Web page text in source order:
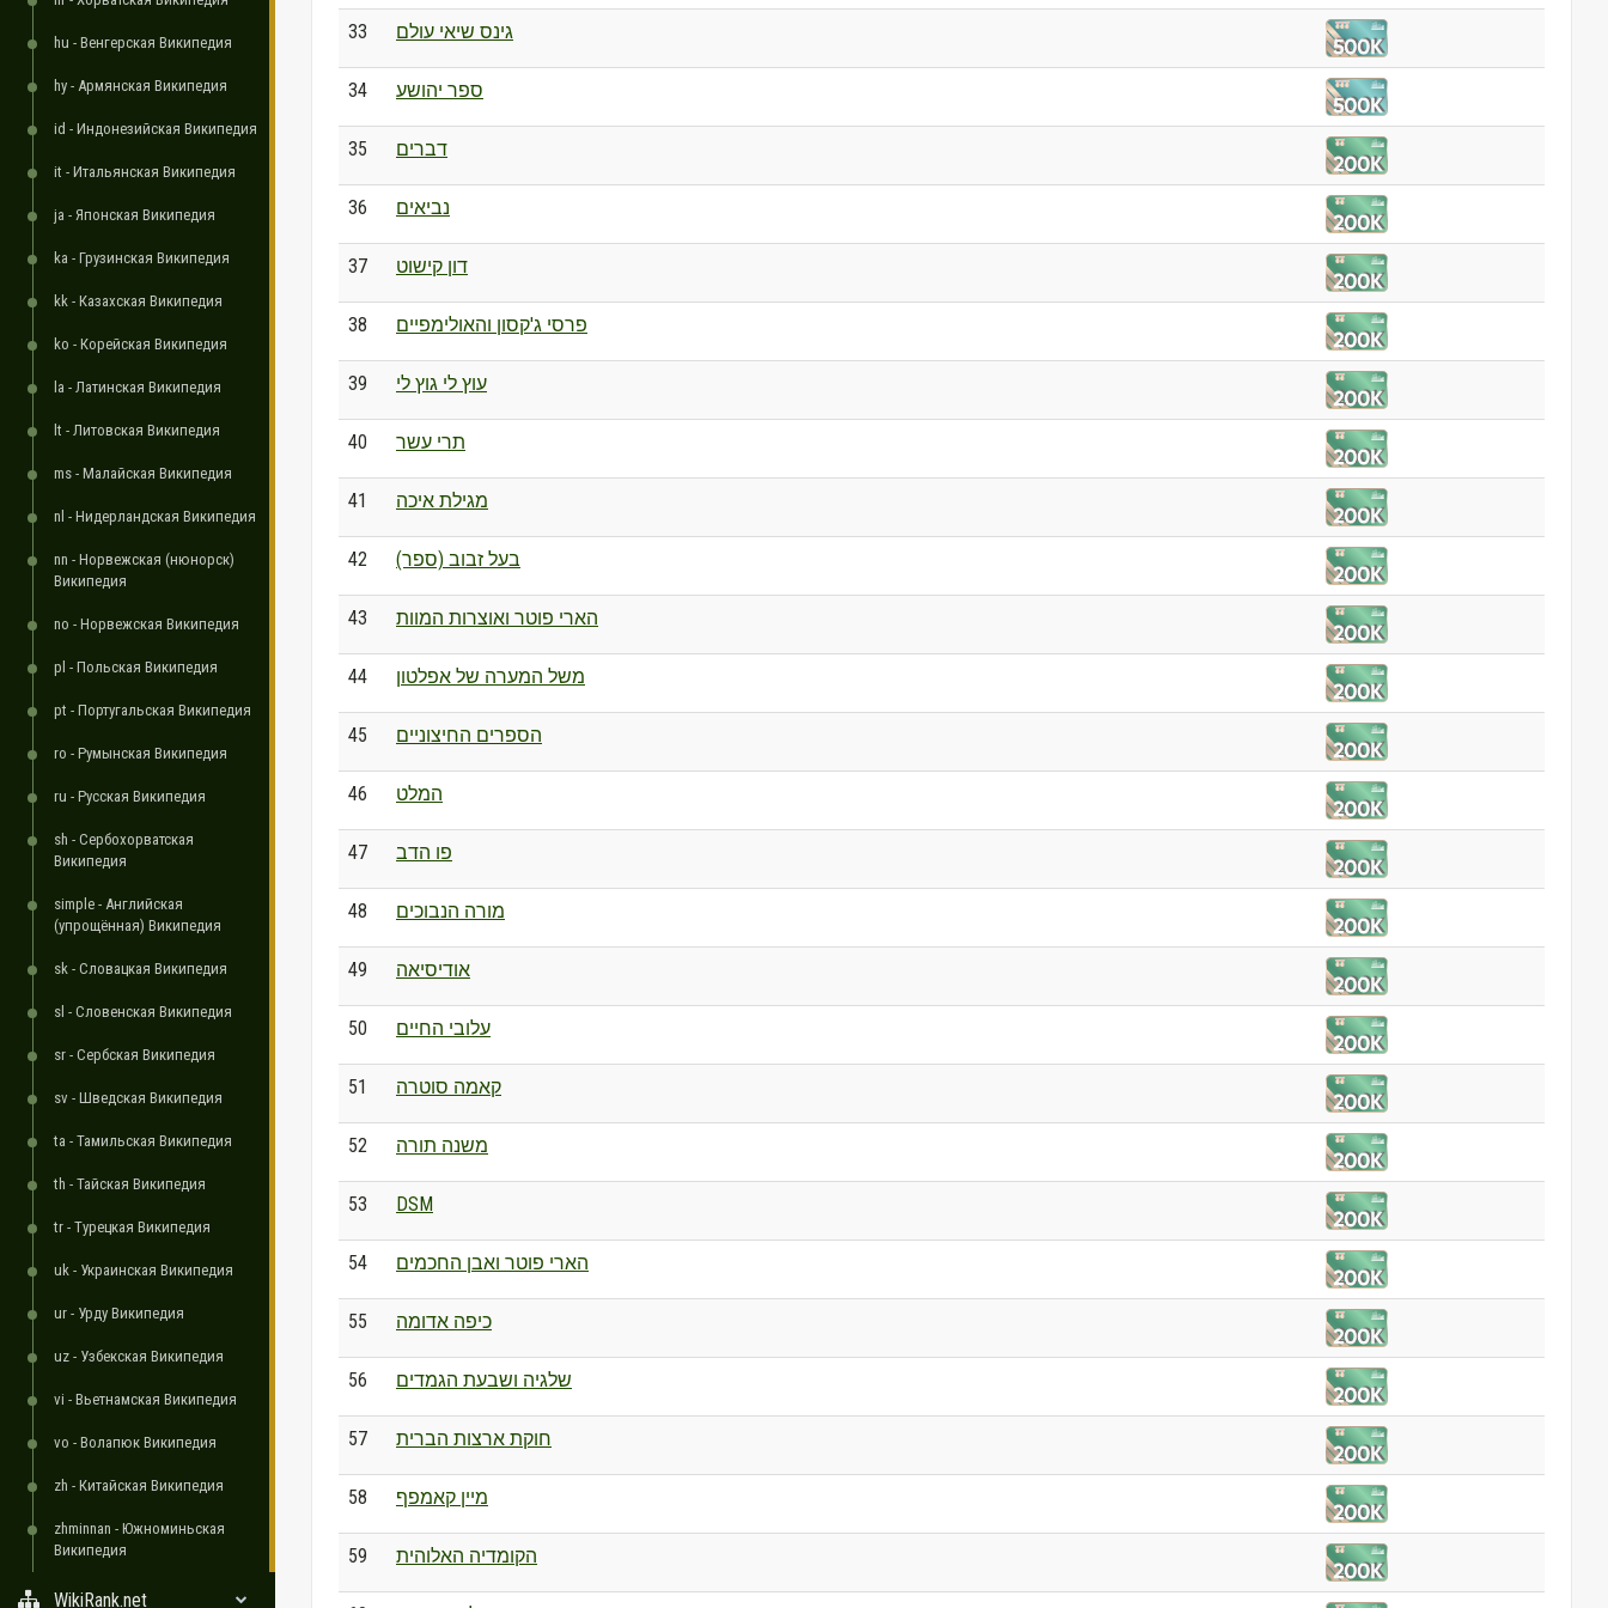
hu - Венгерская Википедия
hy - Армянская Википедия
id - Индонезийская Википедия
it - Итальянская Википедия
ja - Японская Википедия
ka - Грузинская Википедия
kk - Казахская Википедия
ko - Корейская Википедия
la - Латинская Википедия
lt - Литовская Википедия
ms - Малайская Википедия
nl - Нидерландская Википедия
nn - Норвежская (нюнорск)
Википедия
no - Норвежская Википедия
pl - Польская Википедия
pt - Португальская Википедия
ro - Румынская Википедия
ru - Русская Википедия
sh - Сербохорватская
Википедия
simple - Английская
(упрощённая) Википедия
sk - Словацкая Википедия
sl - Словенская Википедия
sr - Сербская Википедия
sv - Шведская Википедия
ta - Тамильская Википедия
th - Тайская Википедия
tr - Турецкая Википедия
uk - Украинская Википедия
ur - Урду Википедия
uz - Узбекская Википедия
vi - Вьетнамская Википедия
vo - Волапюк Википедия
zh - Китайская Википедия
zhminnan - Южноминьская
Википедия
WikiRank.net
33 גינס שיאי עולם
34 ספר יהושע
35 דברים
36 נביאים
37 דון קישוט
38 פרסי ג'קסון והאולימפיים
39 עוץ לי גוץ לי
40 תרי עשר
41 מגילת איכה
42 בעל זבוב (ספר)
43 הארי פוטר ואוצרות המוות
44 משל המערה של אפלטון
45 הספרים החיצוניים
46 המלט
47 פו הדב
48 מורה הנבוכים
49 אודיסיאה
50 עלובי החיים
51 קאמה סוטרה
52 משנה תורה
53 DSM
54 הארי פוטר ואבן החכמים
55 כיפה אדומה
56 שלגיה ושבעת הגמדים
57 חוקת ארצות הברית
58 מיין קאמפף
59 הקומדיה האלוהית